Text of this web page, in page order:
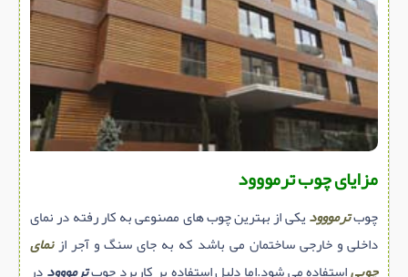
عایق ساختمان
سرویس بهداشتی
پله,نرده,حفاظ
برقی,روشنایی,ایمنی
تاسیسات ساختمان
ابزار آلات ساختمانی
تعمیر و نگهداری ساختمان
محوطه سازی و نما
ماشین آلات ساختمانی
مزایای چوب ترمووود
چوبترمووودیکی از بهترین چوب های مصنوعی به کار رفته در نمای
داخلی و خارجی ساختمان می باشد که به جای سنگ و آجر ازنمای
چوبیاستفاده می شود.اما دلیل استفاده پر کاربرد چوبترموووددر